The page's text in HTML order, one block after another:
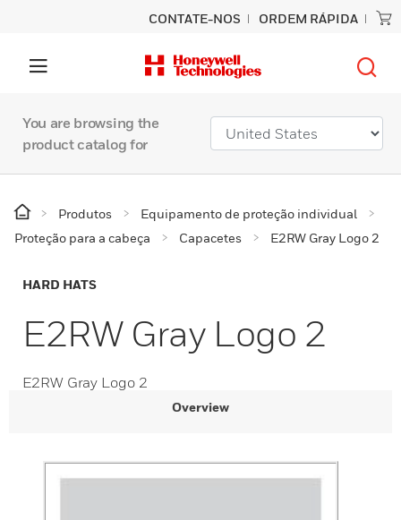
CONTATE-NOS ORDEM RÁPIDA
You are browsing the
product catalog for
Produtos
Equipamento de proteção individual
Proteção para a cabeça
Capacetes E2RW Gray Logo 2
HARD HATS
E2RW Gray Logo 2
E2RW Gray Logo 2
Overview